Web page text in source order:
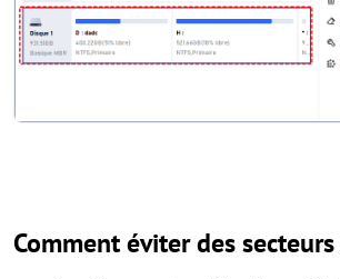
Comment éviter des